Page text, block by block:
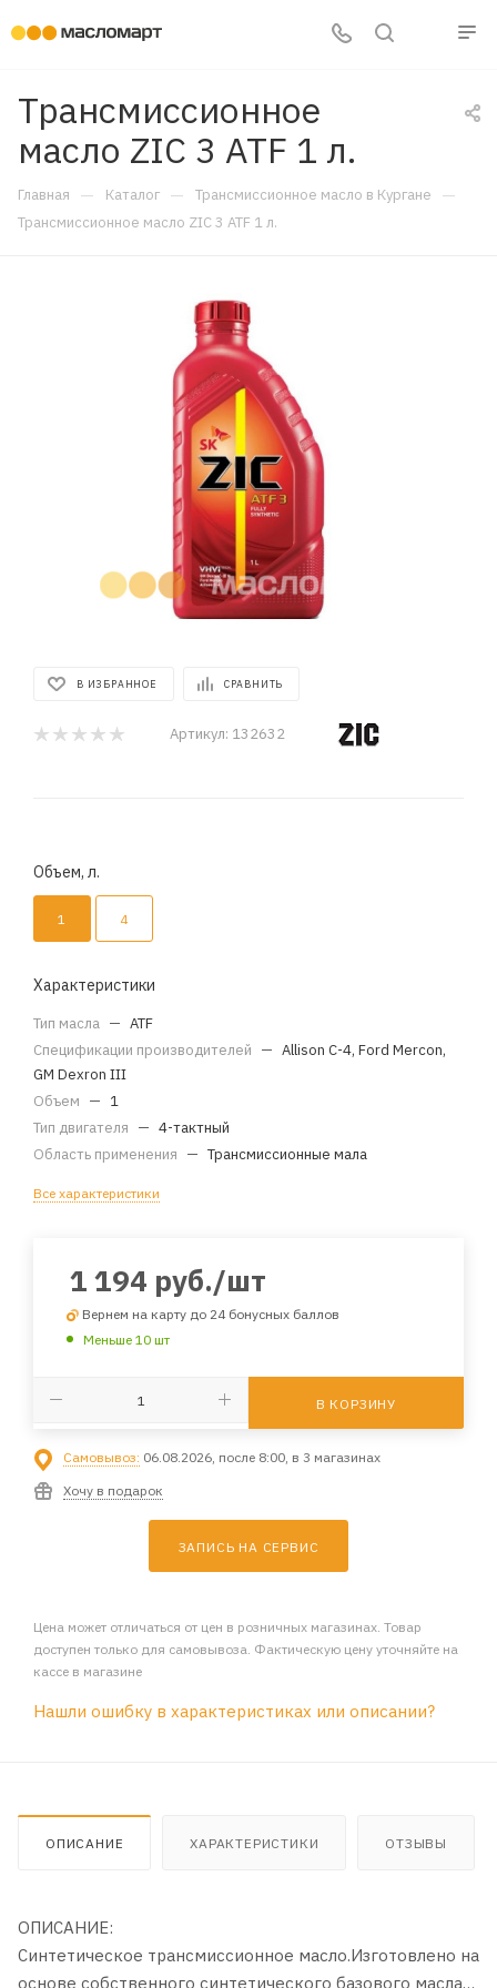
Трансмиссионное
масло ZIC 3 ATF 1 л.
Главная — Каталог — Трансмиссионное масло в Кургане —
Трансмиссионное масло ZIC 3 ATF 1 л.
В ИЗБРАННОЕ СРАВНИТЬ
Артикул: 132632
Объем, л.
1 4
Характеристики
Тип масла — ATF
Спецификации производителей — Allison C-4, Ford Mercon,
GM Dexron III
Объем — 1
Тип двигателя — 4-тактный
Область применения — Трансмиссионные мала
Все характеристики
1 194 руб./шт
Вернем на карту до 24 бонусных баллов
Меньше 10 шт
В КОРЗИНУ
Самовывоз: 06.08.2026, после 8:00, в 3 магазинах
Хочу в подарок
ЗАПИСЬ НА СЕРВИС
Цена может отличаться от цен в розничных магазинах. Товар
доступен только для самовывоза. Фактическую цену уточняйте на
кассе в магазине
Нашли ошибку в характеристиках или описании?
ОПИСАНИЕ ХАРАКТЕРИСТИКИ ОТЗЫВЫ
ОПИСАНИЕ:
Синтетическое трансмиссионное масло.Изготовлено на
основе собственного синтетического базового масла